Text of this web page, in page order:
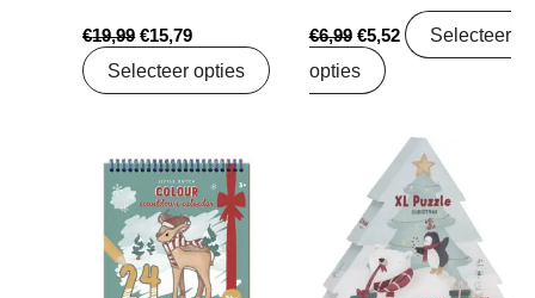
€19,99 €15,79
Selecteer opties
€6,99 €5,52
Selecteer
opties
prijs
was:
€7,99.
prijs
is:
€6,31.
Oorspronkelijke
prijs
was:
€19,99.
Huidige
prijs
is:
€15,79.